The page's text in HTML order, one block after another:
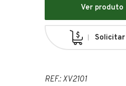
Ver produto
REF.: XV2101